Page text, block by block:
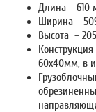
Длина – 610
Ширина –
Высота –
60х40мм, в